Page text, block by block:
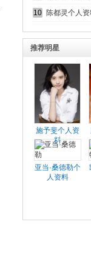
10 陈都灵个人
推荐明星
施予斐个人资
料
亚当·桑德勒个
人资料